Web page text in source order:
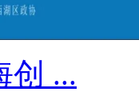
创 ...